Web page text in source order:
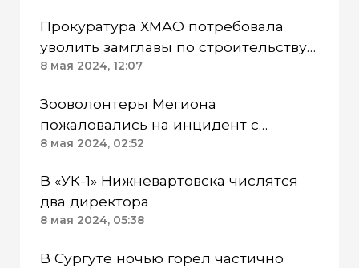
Прокуратура ХМАО потребовала
уволить замглавы по строительству
Нижневартовска
8 мая 2024, 12:07
Зооволонтеры Мегиона
пожаловались на инцидент с
кормлением бездомных собак в
8 мая 2024, 02:52
В «УК-1» Нижневартовска числятся
два директора
8 мая 2024, 05:38
В Сургуте ночью горел частично